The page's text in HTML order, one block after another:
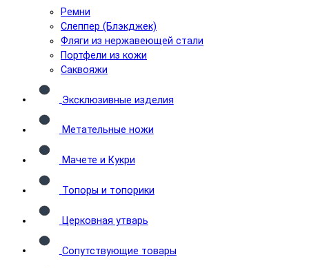
Ремни
Слеппер (Блэкджек)
Фляги из нержавеющей стали
Портфели из кожи
Саквояжи
Эксклюзивные изделия
Метательные ножи
Мачете и Кукри
Топоры и топорики
Церковная утварь
Сопутствующие товары